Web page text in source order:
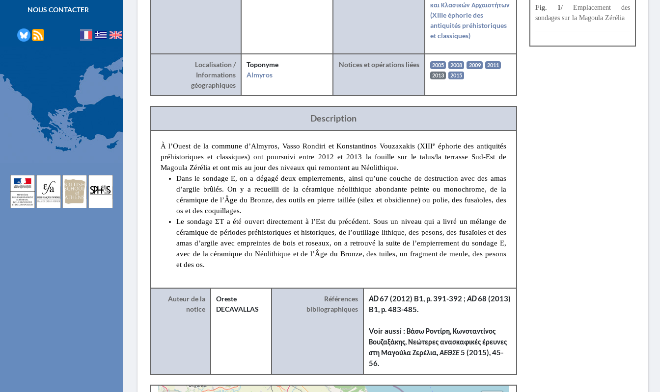
NOUS CONTACTER
και Κλασικών Αρχαιοτήτων
(XIIIe éphorie des
antiquités préhistoriques
et classiques)
Localisation /
Informations
géographiques
Toponyme
Almyros
Notices et opérations liées 2005 2008 2009
2011
2013
2015
Description
À l’Ouest de la commune d’Almyros, Vasso Rondiri et Konstantinos Vouzaxakis (XIIIe éphorie des antiquités
préhistoriques et classiques) ont poursuivi entre 2012 et 2013 la fouille sur le talus/la terrasse Sud-Est de
Magoula Zérélia et ont mis au jour des niveaux qui remontent au Néolithique.
Dans le sondage E, on a dégagé deux empierrements, ainsi qu’une couche de destruction avec des amas
d’argile brûlés. On y a recueilli de la céramique néolithique abondante peinte ou monochrome, de la
céramique de l’Âge du Bronze, des outils en pierre taillée (silex et obsidienne) ou polie, des fusaïoles, des
os et des coquillages.
Le sondage ΣΤ a été ouvert directement à l’Est du précédent. Sous un niveau qui a livré un mélange de
céramique de périodes préhistoriques et historiques, de l’outillage lithique, des pesons, des fusaïoles et des
amas d’argile avec empreintes de bois et roseaux, on a retrouvé la suite de l’empierrement du sondage E,
avec de la céramique du Néolithique et de l’Âge du Bronze, des tuiles, un fragment de meule, des pesons
et des os.
Auteur de la
notice
Oreste
DECAVALLAS
Références
bibliographiques
AD67 (2012) B1, p. 391-392 ;AD68 (2013)
B1, p. 483-485.
Voir aussi : Βάσω Ροντίρη, Κωνσταντίνος
Βουζαξάκης, Νεώτερες ανασκαφικές έρευνες
στη Μαγούλα Ζερέλια,ΑΕΘΣΕ5 (2015), 45-
56.
Fig. 1/Emplacement des
sondages sur la Magoula Zérélia